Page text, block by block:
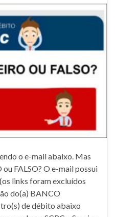
o e-mail abaixo. Mas
FALSO? O e-mail possui
links foram excluídos
do(a) BANCO
de débito abaixo